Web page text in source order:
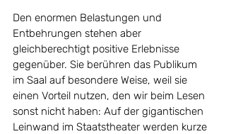
Den enormen Belastungen und
Entbehrungen stehen aber
gleichberechtigt positive Erlebnisse
gegenüber. Sie berühren das Publikum
im Saal auf besondere Weise, weil sie
einen Vorteil nutzen, den wir beim Lesen
sonst nicht haben: Auf der gigantischen
Leinwand im Staatstheater werden kurze